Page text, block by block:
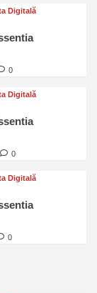
Digitală
0
Digitală
0
Digitală
0